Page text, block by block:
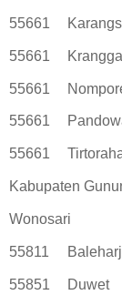
55661
55661
55661
55661
55661
Kabupaten
Wonosari
55811
55851 Duwet